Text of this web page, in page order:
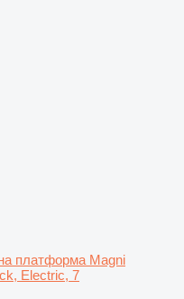
платформа Magni
Electric, 7